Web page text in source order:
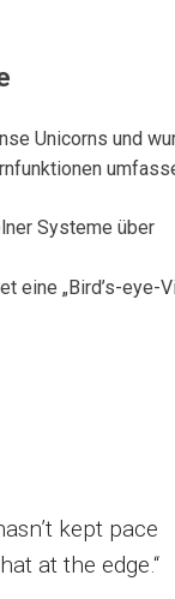
Unicorns und
Systeme über
eine „Bird’s-eye-
kept pace
at the edge.“